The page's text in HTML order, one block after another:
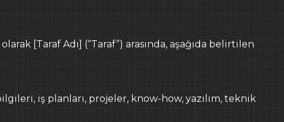
info@ideemimarlikinsaat.com
buraya tıklayarak
[Taraf Adı] (“Taraf”) arasında, aşağıda belirtilen
iş planları, projeler, know-how, yazılım, teknik